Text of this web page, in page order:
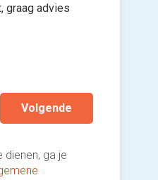
graag advies
Volgende
dienen, ga je